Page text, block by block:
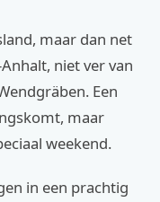
maar dan net
niet ver van
Een
maar
weekend.
in een prachtig